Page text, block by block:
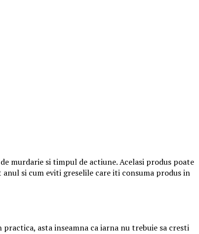
murdarie si timpul de actiune. Acelasi produs poate
si cum eviti greselile care iti consuma produs in
asta inseamna ca iarna nu trebuie sa cresti